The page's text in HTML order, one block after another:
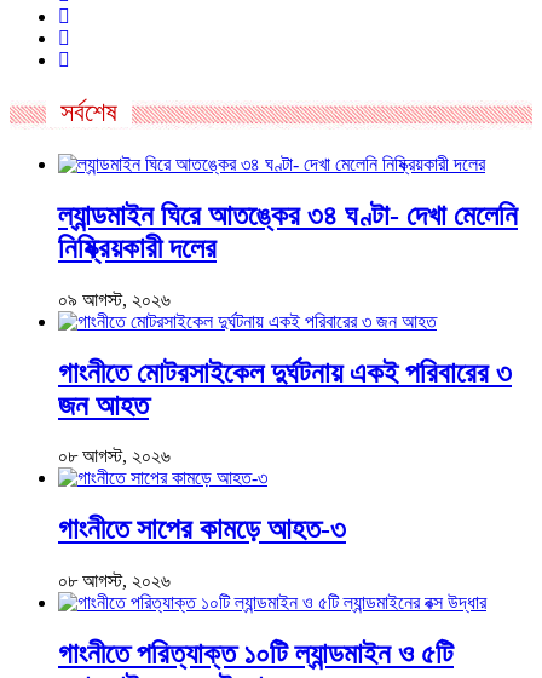
সর্বশেষ
ল্যান্ডমাইন ঘিরে আতঙ্কের ৩৪ ঘণ্টা- দেখা মেলেনি
নিষ্ক্রিয়কারী দলের
০৯ আগস্ট, ২০২৬
গাংনীতে মোটরসাইকেল দুর্ঘটনায় একই পরিবারের ৩
জন আহত
০৮ আগস্ট, ২০২৬
গাংনীতে সাপের কামড়ে আহত-৩
০৮ আগস্ট, ২০২৬
গাংনীতে পরিত্যাক্ত ১০টি ল্যান্ডমাইন ও ৫টি